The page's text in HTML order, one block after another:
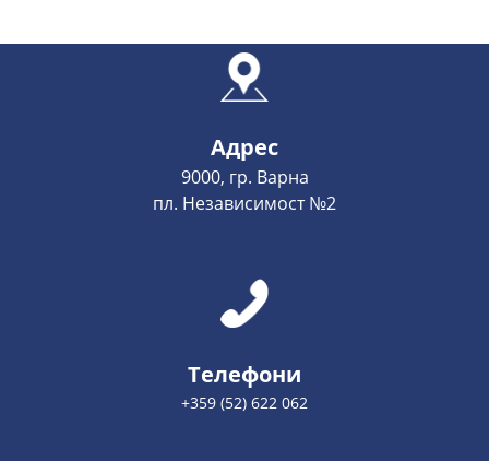
Адрес
9000, гр. Варна
пл. Независимост №2
Телефони
+359 (52) 622 062